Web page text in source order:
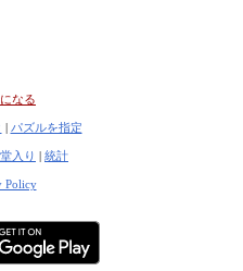
なる
| パズルを指定
入り | 統計
Policy